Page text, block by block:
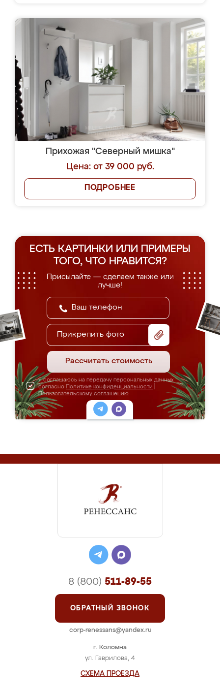
Прихожая "Северный мишка"
Цена: от 39 000 руб.
ПОДРОБНЕЕ
ЕСТЬ КАРТИНКИ ИЛИ ПРИМЕРЫ
ТОГО, ЧТО НРАВИТСЯ?
Присылайте — сделаем также или
лучше!
Прикрепить фото
Рассчитать стоимость
Я соглашаюсь на передачу персональных данных
согласно Политике конфиденциальности
Пользовательскому соглашению
г. Коломна
ул. Гаврилова, 4
СХЕМА ПРОЕЗДА
8 (800) 511-89-55
ОБРАТНЫЙ ЗВОНОК
corp-renessans@yandex.ru